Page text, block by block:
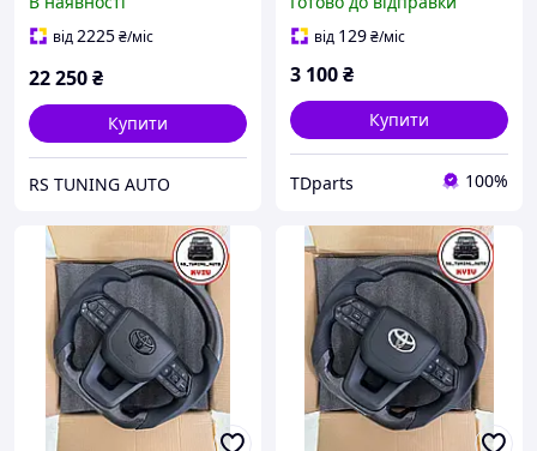
лак. GR. В сборі.
від2225₴/міс
22 250₴
Купити
RS TUNING AUTO
від 129₴/міс
3 100₴
Купити
TDparts 100%